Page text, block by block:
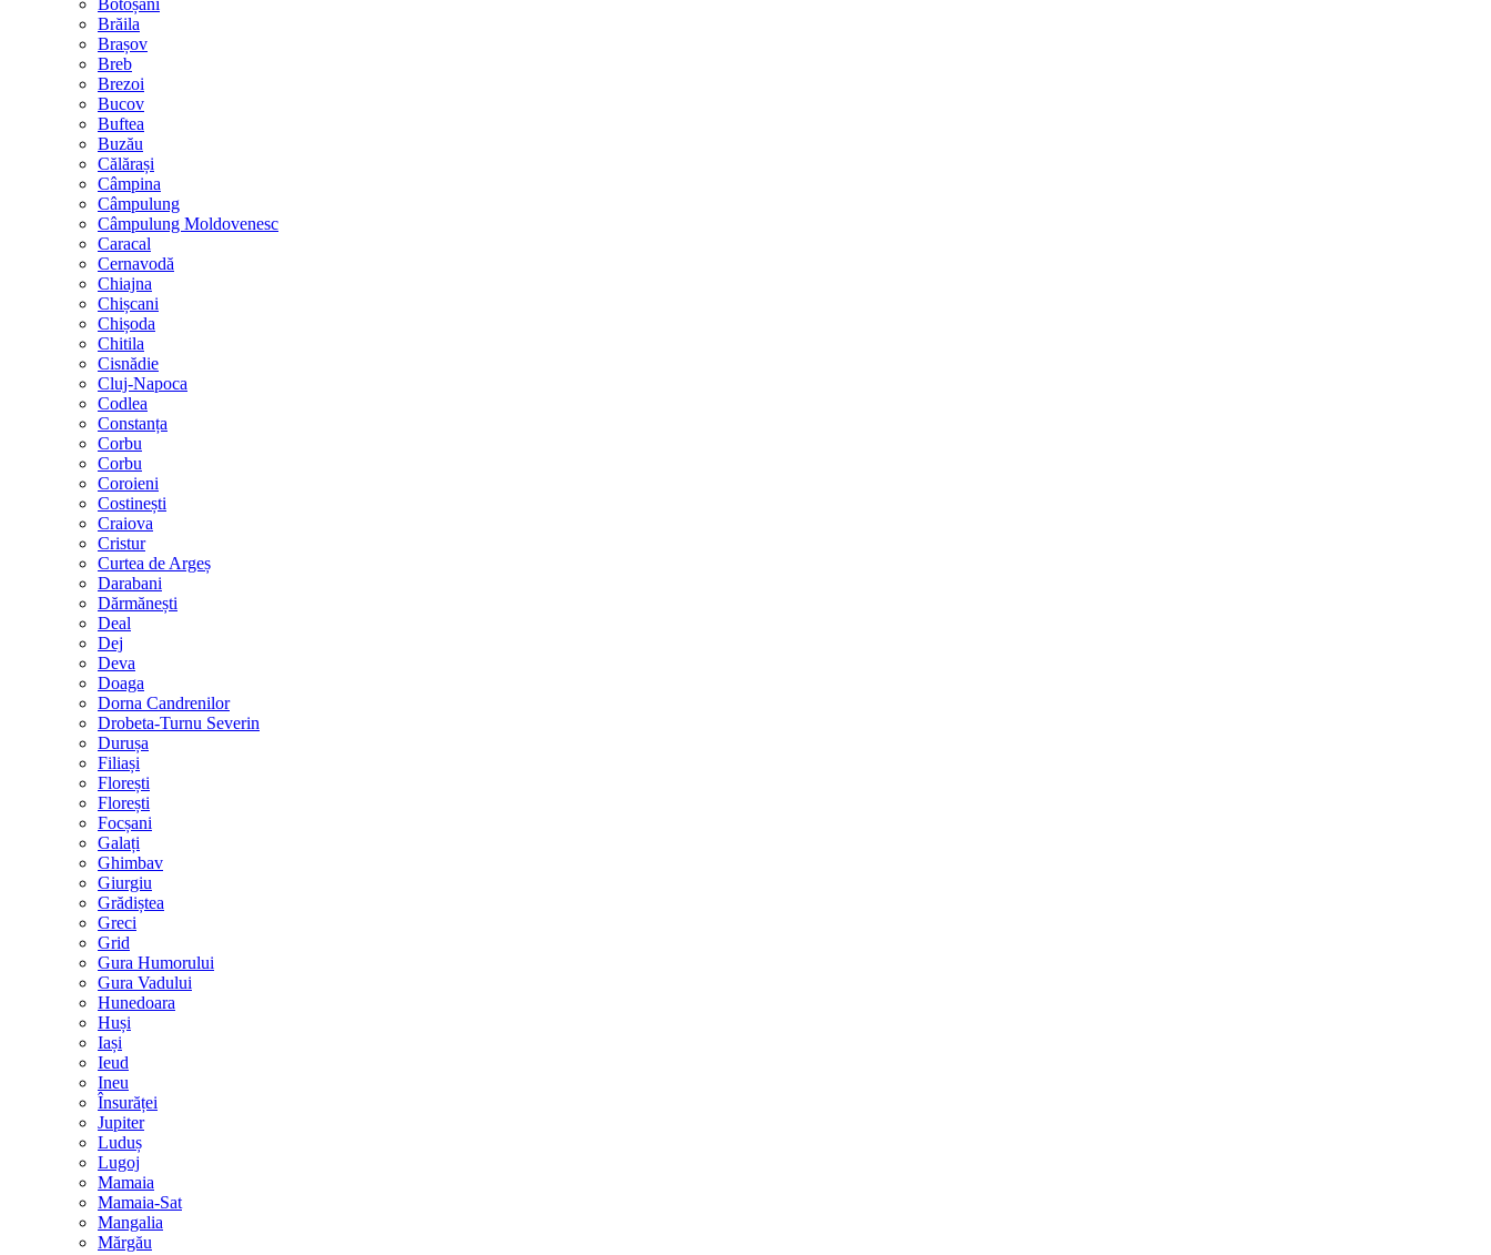
Botoșani
Brăila
Brașov
Breb
Brezoi
Bucov
Buftea
Buzău
Călărași
Câmpina
Câmpulung
Câmpulung Moldovenesc
Caracal
Cernavodă
Chiajna
Chișcani
Chișoda
Chitila
Cisnădie
Cluj-Napoca
Codlea
Constanța
Corbu
Corbu
Coroieni
Costinești
Craiova
Cristur
Curtea de Argeș
Darabani
Dărmănești
Deal
Dej
Deva
Doaga
Dorna Candrenilor
Drobeta-Turnu Severin
Durușa
Filiași
Florești
Florești
Focșani
Galați
Ghimbav
Giurgiu
Grădiștea
Greci
Grid
Gura Humorului
Gura Vadului
Hunedoara
Huși
Iași
Ieud
Ineu
Însurăței
Jupiter
Luduș
Lugoj
Mamaia
Mamaia-Sat
Mangalia
Mărgău